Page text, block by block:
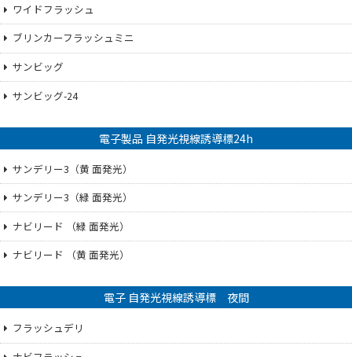
ワイドフラッシュ
ブリンカーフラッシュミニ
サンビッグ
サンビッグ-24
電子製品 自発光視線誘導標24h
サンデリー3（黄 面発光）
サンデリー3（緑 面発光）
ナビリード （緑 面発光）
ナビリード （黄 面発光）
電子 自発光視線誘導標 夜間
フラッシュデリ